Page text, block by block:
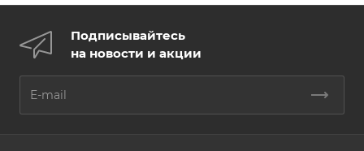
Подписывайтесь
на новости и акции